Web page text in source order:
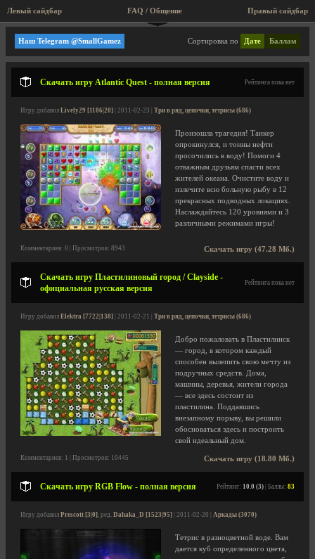
Левый сайдбар Правый сайдбар
FAQ / Общение
Три в ряд, цепочки, тетрисы
Сортировка по Дате Баллам
Наш Telegram @SmallGamez
Скачать игру Atlantic Quest - полная версия Рейтинга пока нет
Игру добавил Lively29 [1186|20] | 2011-02-23 | Три в ряд, цепочки, тетрисы (686)
Произошла трагедия! Танкер
опрокинулся, и тонны нефти
просочились в воду! Помоги 4
отважным друзьям спасти всех
жителей океана. Очистите воду и
излечите всю больную рыбу в 12
прекрасных подводных локациях.
Наслаждайтесь 120 уровнями и 3
различными режимами игры!
Скачать игру (47.28 Мб.)
Комментариев: 0 | Просмотров: 8943
Скачать игру Пластилиновый город / Clayside -
официальная русская версия
Рейтинга пока нет
Игру добавил Elektra [7722|138] | 2011-02-21 | Три в ряд, цепочки, тетрисы (686)
Добро пожаловать в Пластилинск
— город, в котором каждый
способен вылепить свою мечту из
подручных средств. Дома,
машины, деревья, жители города
— все здесь состоит из
пластилина. Поддавшись
внезапному порыву, вы решили
обосноваться здесь и построить
свой идеальный дом.
Скачать игру (18.80 Мб.)
Комментариев: 1 | Просмотров: 10445
Скачать игру RGB Flow - полная версия Рейтинг: 10.0 (3) | Баллы: 83
Игру добавил Prescott [3|0], ред. Dahaka_D [1523|95] | 2011-02-20 | Аркады (3070)
Тетрис в разноцветной воде. Вам
дается куб определенного цвета,